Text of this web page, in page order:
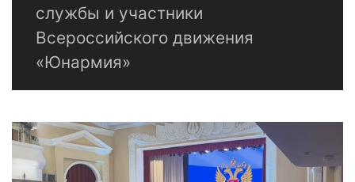
службы и участники
Всероссийского движения
«Юнармия»